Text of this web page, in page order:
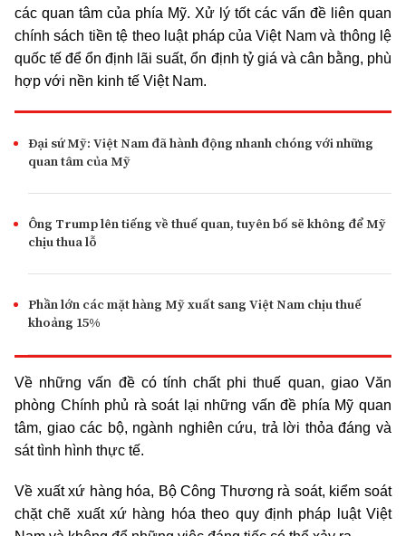
các quan tâm của phía Mỹ. Xử lý tốt các vấn đề liên quan
chính sách tiền tệ theo luật pháp của Việt Nam và thông lệ
quốc tế để ổn định lãi suất, ổn định tỷ giá và cân bằng, phù
hợp với nền kinh tế Việt Nam.
Đại sứ Mỹ: Việt Nam đã hành động nhanh chóng với những
quan tâm của Mỹ
Ông Trump lên tiếng về thuế quan, tuyên bố sẽ không để Mỹ
chịu thua lỗ
Phần lớn các mặt hàng Mỹ xuất sang Việt Nam chịu thuế
khoảng 15%
Về những vấn đề có tính chất phi thuế quan, giao Văn
phòng Chính phủ rà soát lại những vấn đề phía Mỹ quan
tâm, giao các bộ, ngành nghiên cứu, trả lời thỏa đáng và
sát tình hình thực tế.
Về xuất xứ hàng hóa, Bộ Công Thương rà soát, kiểm soát
chặt chẽ xuất xứ hàng hóa theo quy định pháp luật Việt